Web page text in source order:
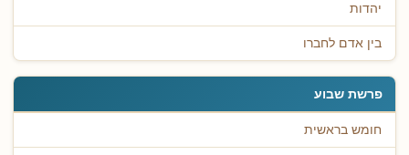
יהדות
בין אדם לחברו
פרשת שבוע
חומש בראשית